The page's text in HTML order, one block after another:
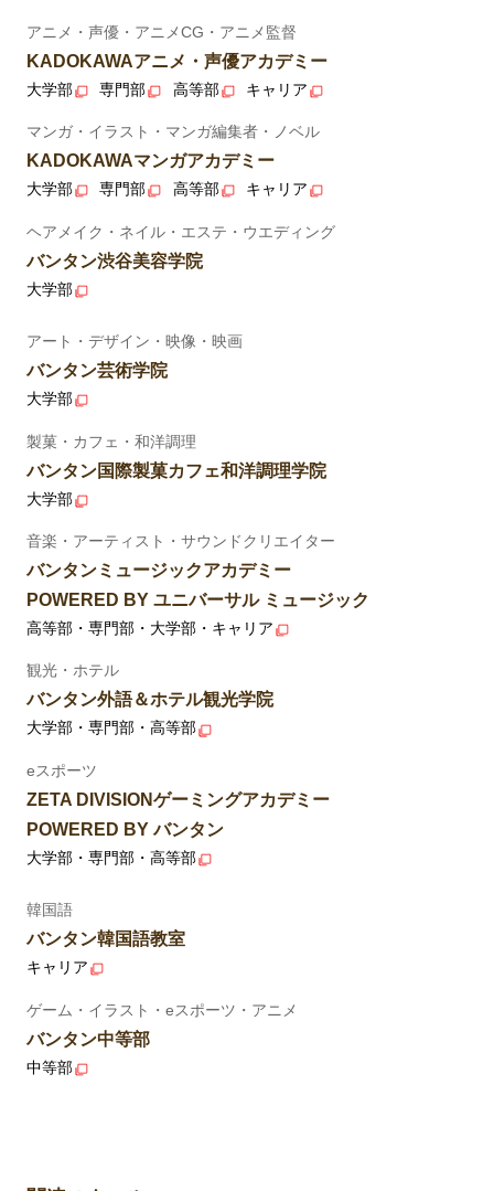
アニメ・声優・アニメCG・アニメ監督
KADOKAWAアニメ・声優アカデミー
大学部 専門部 高等部 キャリア
マンガ・イラスト・マンガ編集者・ノベル
KADOKAWAマンガアカデミー
大学部 専門部 高等部 キャリア
ヘアメイク・ネイル・エステ・ウエディング
バンタン渋谷美容学院
大学部
アート・デザイン・映像・映画
バンタン芸術学院
大学部
製菓・カフェ・和洋調理
バンタン国際製菓カフェ和洋調理学院
大学部
音楽・アーティスト・サウンドクリエイター
バンタンミュージックアカデミー
POWERED BY ユニバーサル ミュージック
高等部・専門部・大学部・キャリア
観光・ホテル
バンタン外語＆ホテル観光学院
大学部・専門部・高等部
eスポーツ
ZETA DIVISIONゲーミングアカデミー
POWERED BY バンタン
大学部・専門部・高等部
韓国語
バンタン韓国語教室
キャリア
ゲーム・イラスト・eスポーツ・アニメ
バンタン中等部
中等部